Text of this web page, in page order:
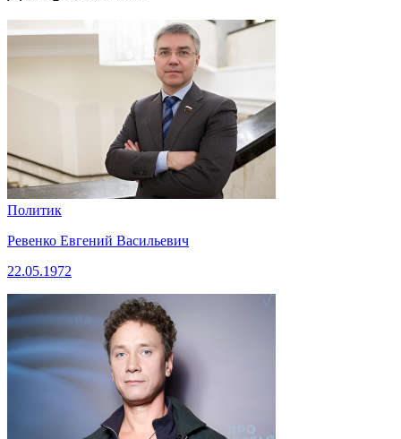
Политик
Ревенко Евгений Васильевич
22.05.1972